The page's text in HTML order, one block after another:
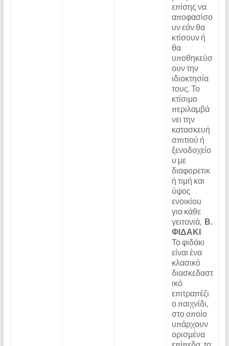
επίσης να
αποφασίσο
υν εάν θα
κτίσουν ή
θα
υποθηκεύσ
ουν την
ιδιοκτησία
τους. Το
κτίσιμο
περιλαμβά
νει την
κατασκευή
σπιτιού ή
ξενοδοχείο
υ με
διαφορετικ
ή τιμή και
ύψος
ενοικίου
για κάθε
γειτονιά, Β.
ΦΙΔΑΚΙ
Το φιδάκι
είναι ένα
κλασικό
διασκεδαστ
ικό
επιτραπέζι
ο παιχνίδι,
στο οποίο
υπάρχουν
ορισμένα